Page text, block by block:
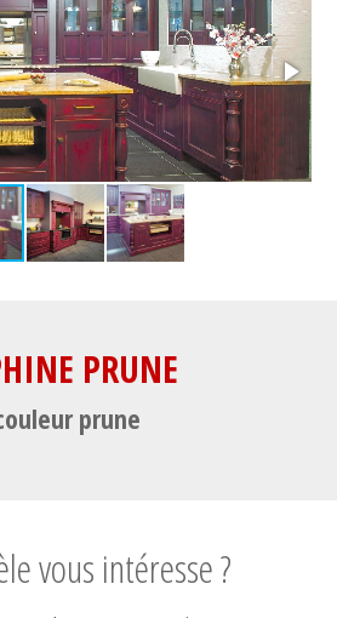
PRUNE
prune
vous intéresse ?